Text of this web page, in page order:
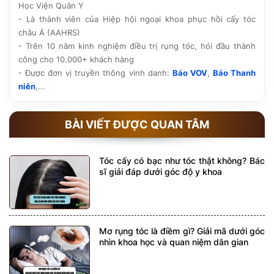
Học Viện Quân Y
- Là thành viên của Hiệp hội ngoại khoa phục hồi cấy tóc
châu Á (AAHRS)
- Trên 10 năm kinh nghiệm điều trị rụng tóc, hói đầu thành
công cho 10.000+ khách hàng
- Được đơn vị truyền thông vinh danh: Báo VOV, Báo Thanh
niên,...
BÀI VIẾT ĐƯỢC QUAN TÂM
Tóc cấy có bạc như tóc thật không? Bác
sĩ giải đáp dưới góc độ y khoa
Mơ rụng tóc là điềm gì? Giải mã dưới góc
nhìn khoa học và quan niệm dân gian